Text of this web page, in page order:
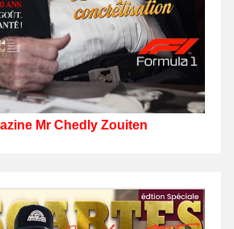
Mr Chedly Zouiten